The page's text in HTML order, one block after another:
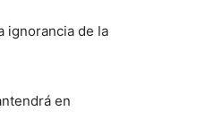
ignorancia de la
en